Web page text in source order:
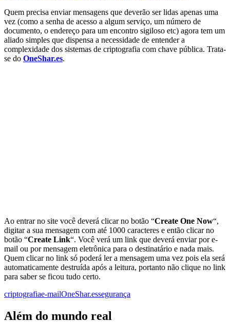
Quem precisa enviar mensagens que deverão ser lidas apenas uma
vez (como a senha de acesso a algum serviço, um número de
documento, o endereço para um encontro sigiloso etc) agora tem um
aliado simples que dispensa a necessidade de entender a
complexidade dos sistemas de criptografia com chave pública. Trata-
se do OneShar.es.
Ao entrar no site você deverá clicar no botão “Create One Now“,
digitar a sua mensagem com até 1000 caracteres e então clicar no
botão “Create Link“. Você verá um link que deverá enviar por e-
mail ou por mensagem eletrônica para o destinatário e nada mais.
Quem clicar no link só poderá ler a mensagem uma vez pois ela será
automaticamente destruída após a leitura, portanto não clique no link
para saber se ficou tudo certo.
criptografiae-mailOneShar.essegurança
Além do mundo real